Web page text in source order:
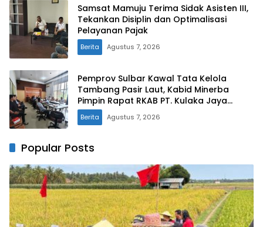
Samsat Mamuju Terima Sidak Asisten III,
Tekankan Disiplin dan Optimalisasi
Pelayanan Pajak
Berita Agustus 7, 2026
Pemprov Sulbar Kawal Tata Kelola
Tambang Pasir Laut, Kabid Minerba
Pimpin Rapat RKAB PT. Kulaka Jaya
Perkasa
Berita Agustus 7, 2026
Popular Posts